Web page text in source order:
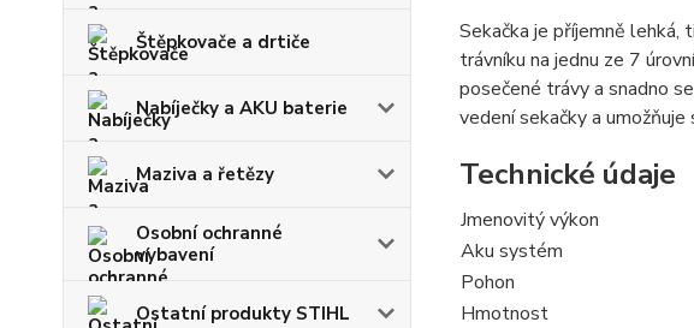
Štěpkovače a drtiče
Nabíječky a AKU baterie
Maziva a řetězy
Osobní ochranné
vybavení
Ostatní produkty STIHL
Sekačka je příjemně lehká,
trávníku na jednu ze 7
posečené trávy a snadno
vedení sekačky a
Technické údaje
Jmenovitý výkon
Aku systém
Pohon
Hmotnost